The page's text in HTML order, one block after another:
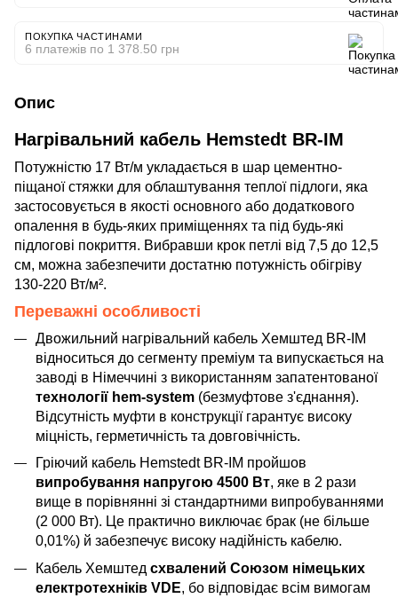
ПОКУПКА ЧАСТИНАМИ
6 платежів по 1 378.50 грн
Опис
Нагрівальний кабель Hemstedt BR-IM
Потужністю 17 Вт/м укладається в шар цементно-
піщаної стяжки для облаштування теплої підлоги, яка
застосовується в якості основного або додаткового
опалення в будь-яких приміщеннях та під будь-які
підлогові покриття. Вибравши крок петлі від 7,5 до 12,5
см, можна забезпечити достатню потужність обігріву
130-220 Вт/м².
Переважні особливості
Двожильний нагрівальний кабель Хемштед BR-IM
відноситься до сегменту преміум та випускається на
заводі в Німеччині з використанням запатентованої
технології hem-system (безмуфтове з'єднання).
Відсутність муфти в конструкції гарантує високу
міцність, герметичність та довговічність.
Гріючий кабель Hemstedt BR-IM пройшов
випробування напругою 4500 Вт, яке в 2 рази
вище в порівнянні зі стандартними випробуваннями
(2 000 Вт). Це практично виключає брак (не більше
0,01%) й забезпечує високу надійність кабелю.
Кабель Хемштед схвалений Союзом німецьких
електротехніків VDE, бо відповідає всім вимогам